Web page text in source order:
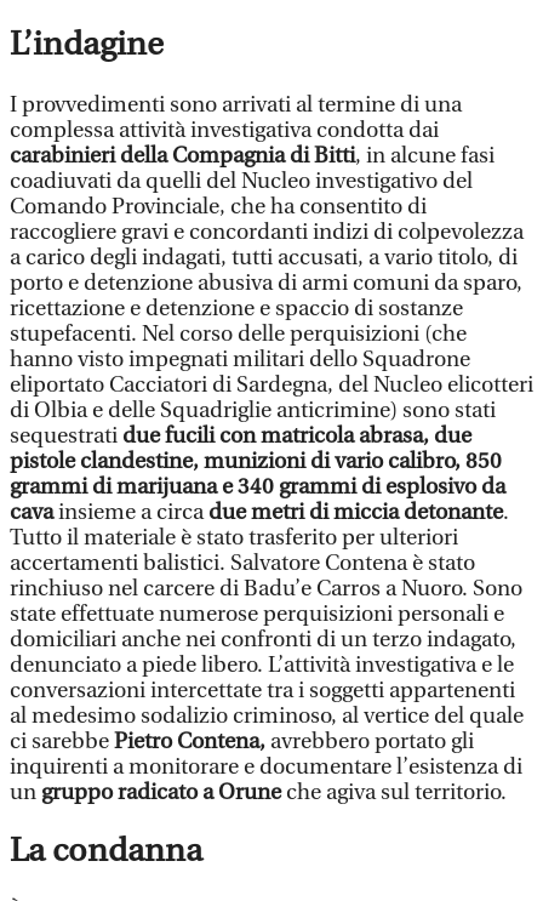
L’indagine
I provvedimenti sono arrivati al termine di una
complessa attività investigativa condotta dai
carabinieri della Compagnia di Bitti, in alcune fasi
coadiuvati da quelli del Nucleo investigativo del
Comando Provinciale, che ha consentito di
raccogliere gravi e concordanti indizi di colpevolezza
a carico degli indagati, tutti accusati, a vario titolo, di
porto e detenzione abusiva di armi comuni da sparo,
ricettazione e detenzione e spaccio di sostanze
stupefacenti. Nel corso delle perquisizioni (che
hanno visto impegnati militari dello Squadrone
eliportato Cacciatori di Sardegna, del Nucleo elicotteri
di Olbia e delle Squadriglie anticrimine) sono stati
sequestrati due fucili con matricola abrasa, due
pistole clandestine, munizioni di vario calibro, 850
grammi di marijuana e 340 grammi di esplosivo da
cavainsieme a circadue metri di miccia detonante.
Tutto il materiale è stato trasferito per ulteriori
accertamenti balistici. Salvatore Contena è stato
rinchiuso nel carcere di Badu’e Carros a Nuoro. Sono
state effettuate numerose perquisizioni personali e
domiciliari anche nei confronti di un terzo indagato,
denunciato a piede libero. L’attività investigativa e le
conversazioni intercettate tra i soggetti appartenenti
al medesimo sodalizio criminoso, al vertice del quale
ci sarebbePietro Contena, avrebbero portato gli
inquirenti a monitorare e documentare l’esistenza di
un gruppo radicato a Oruneche agiva sul territorio.
La condanna